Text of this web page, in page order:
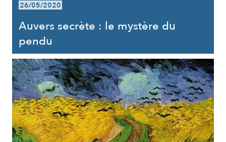
26/05/2020
Auvers secrète : le mystère du
pendu